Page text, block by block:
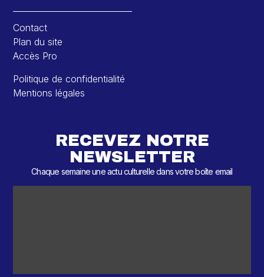
Contact
Plan du site
Accès Pro
Politique de confidentialité
Mentions légales
RECEVEZ NOTRE
NEWSLETTER
Chaque semaine une actu culturelle dans votre boîte email